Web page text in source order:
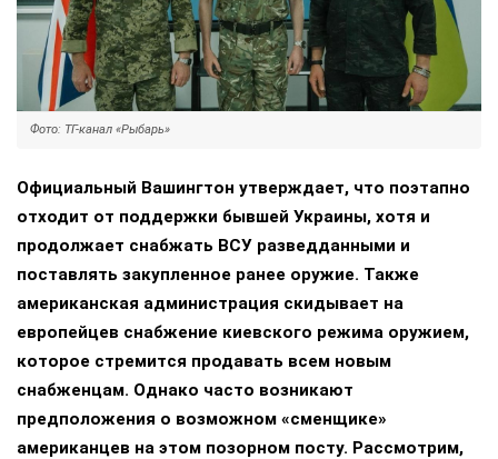
Фото: ТГ-канал «Рыбарь»
Официальный Вашингтон утверждает, что поэтапно
отходит от поддержки бывшей Украины, хотя и
продолжает снабжать ВСУ разведданными и
поставлять закупленное ранее оружие. Также
американская администрация скидывает на
европейцев снабжение киевского режима оружием,
которое стремится продавать всем новым
снабженцам. Однако часто возникают
предположения о возможном «сменщике»
американцев на этом позорном посту. Рассмотрим,